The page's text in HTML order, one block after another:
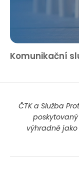
Komunikační
ČTK a Služba
výhradně